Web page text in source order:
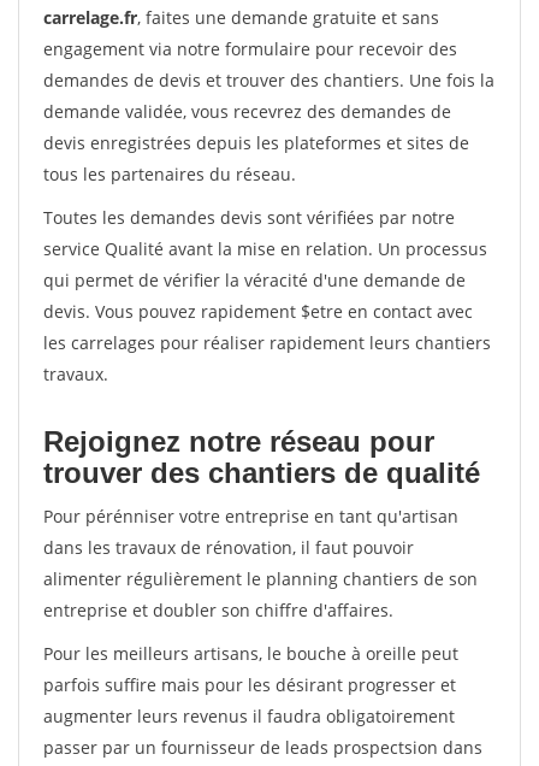
carrelage.fr, faites une demande gratuite et sans
engagement via notre formulaire pour recevoir des
demandes de devis et trouver des chantiers. Une fois la
demande validée, vous recevrez des demandes de
devis enregistrées depuis les plateformes et sites de
tous les partenaires du réseau.
Toutes les demandes devis sont vérifiées par notre
service Qualité avant la mise en relation. Un processus
qui permet de vérifier la véracité d'une demande de
devis. Vous pouvez rapidement $etre en contact avec
les carrelages pour réaliser rapidement leurs chantiers
travaux.
Rejoignez notre réseau pour
trouver des chantiers de qualité
Pour pérénniser votre entreprise en tant qu'artisan
dans les travaux de rénovation, il faut pouvoir
alimenter régulièrement le planning chantiers de son
entreprise et doubler son chiffre d'affaires.
Pour les meilleurs artisans, le bouche à oreille peut
parfois suffire mais pour les désirant progresser et
augmenter leurs revenus il faudra obligatoirement
passer par un fournisseur de leads prospectsion dans